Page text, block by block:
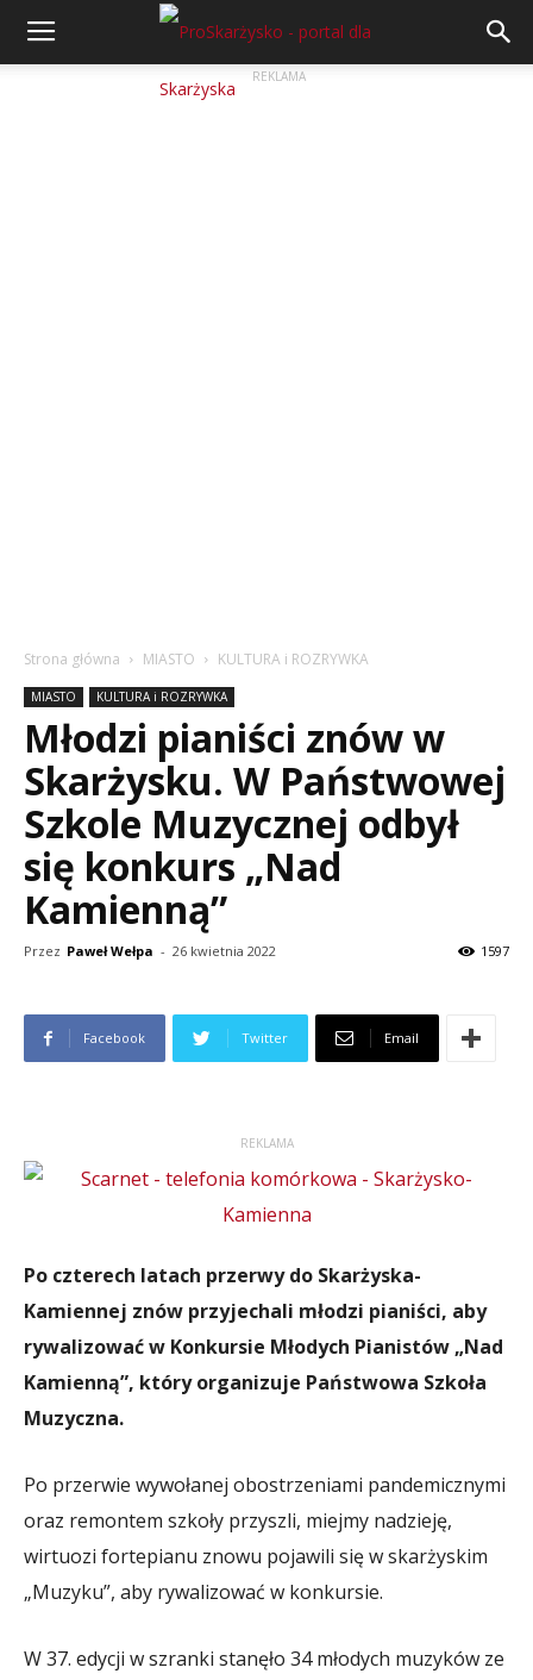
REKLAMA
Strona główna MIASTO KULTURA i ROZRYWKA
MIASTO KULTURA i ROZRYWKA
Młodzi pianiści znów w
Skarżysku. W Państwowej
Szkole Muzycznej odbył
się konkurs „Nad
Kamienną”
Przez Paweł Wełpa - 26 kwietnia 2022 1597
Facebook Twitter Email
REKLAMA
Po czterech latach przerwy do Skarżyska-
Kamiennej znów przyjechali młodzi pianiści, aby
rywalizować w Konkursie Młodych Pianistów „Nad
Kamienną”, który organizuje Państwowa Szkoła
Muzyczna.
Po przerwie wywołanej obostrzeniami pandemicznymi
oraz remontem szkoły przyszli, miejmy nadzieję,
wirtuozi fortepianu znowu pojawili się w skarżyskim
„Muzyku”, aby rywalizować w konkursie.
W 37. edycji w szranki stanęło 34 młodych muzyków ze